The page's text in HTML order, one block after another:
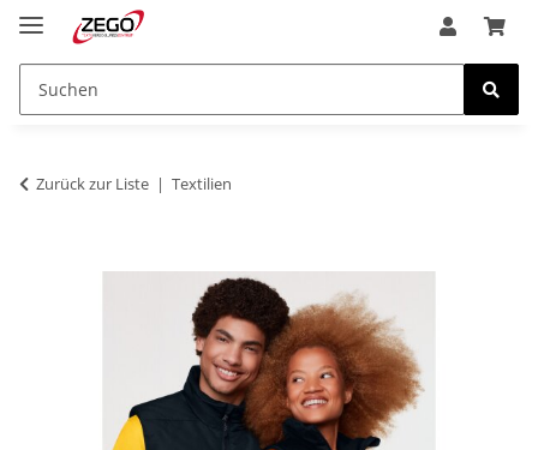
Zurück zur Liste Textilien